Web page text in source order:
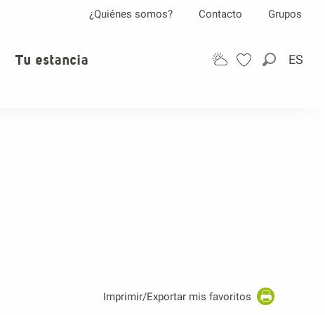
Buscar
ES
¿Quiénes somos? Contacto Grupos
Tu estancia
Imprimir/Exportar mis favoritos